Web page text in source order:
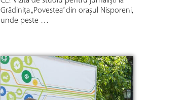
Grădinița „Povestea” din orașul Nisporeni,
unde peste …